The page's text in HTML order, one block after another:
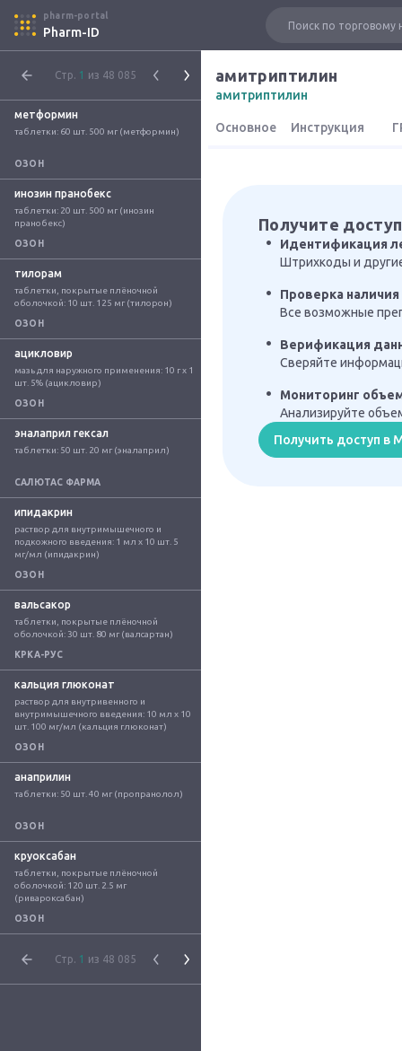
pharm-portal
Pharm-ID
Стр. 1 из 48 085
метформин
таблетки: 60 шт. 500 мг (метформин)
ОЗОН
инозин пранобекс
таблетки: 20 шт. 500 мг (инозин
пранобекс)
ОЗОН
тилорам
таблетки, покрытые плёночной
оболочкой: 10 шт. 125 мг (тилорон)
ОЗОН
ацикловир
мазь для наружного применения: 10 г x 1
шт. 5% (ацикловир)
ОЗОН
эналаприл гексал
таблетки: 50 шт. 20 мг (эналаприл)
САЛЮТАС ФАРМА
ипидакрин
раствор для внутримышечного и
подкожного введения: 1 мл x 10 шт. 5
мг/мл (ипидакрин)
ОЗОН
вальсакор
таблетки, покрытые плёночной
оболочкой: 30 шт. 80 мг (валсартан)
КРКА-РУС
кальция глюконат
раствор для внутривенного и
внутримышечного введения: 10 мл x 10
шт. 100 мг/мл (кальция глюконат)
ОЗОН
анаприлин
таблетки: 50 шт. 40 мг (пропранолол)
ОЗОН
круоксабан
таблетки, покрытые плёночной
оболочкой: 120 шт. 2.5 мг
(ривароксабан)
ОЗОН
Стр. 1 из 48 085
амитриптилин
амитриптилин
Основное Инструкция
Получите
Идентификация
Штрихкоды и
Проверка
Все возможные
Верификация
Сверяйте
Мониторинг
Анализируйте
Получить доступ в